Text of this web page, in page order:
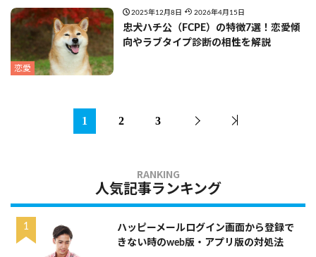
恋愛
2025年12月8日 2026年4月15日
忠犬ハチ公（FCPE）の特徴7選！恋愛傾
向やラブタイプ診断の相性を解説
1 2 3
人気記事ランキング
ハッピーメールログイン画面から登録で
きない時のweb版・アプリ版の対処法